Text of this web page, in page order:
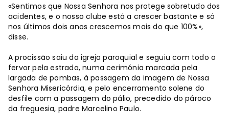
«Sentimos que Nossa Senhora nos protege sobretudo dos
acidentes, e o nosso clube está a crescer bastante e só
nos últimos dois anos crescemos mais do que 100%»,
disse.
A procissão saiu da igreja paroquial e seguiu com todo o
fervor pela estrada, numa cerimónia marcada pela
largada de pombas, à passagem da imagem de Nossa
Senhora Misericórdia, e pelo encerramento solene do
desfile com a passagem do pálio, precedido do pároco
da freguesia, padre Marcelino Paulo.